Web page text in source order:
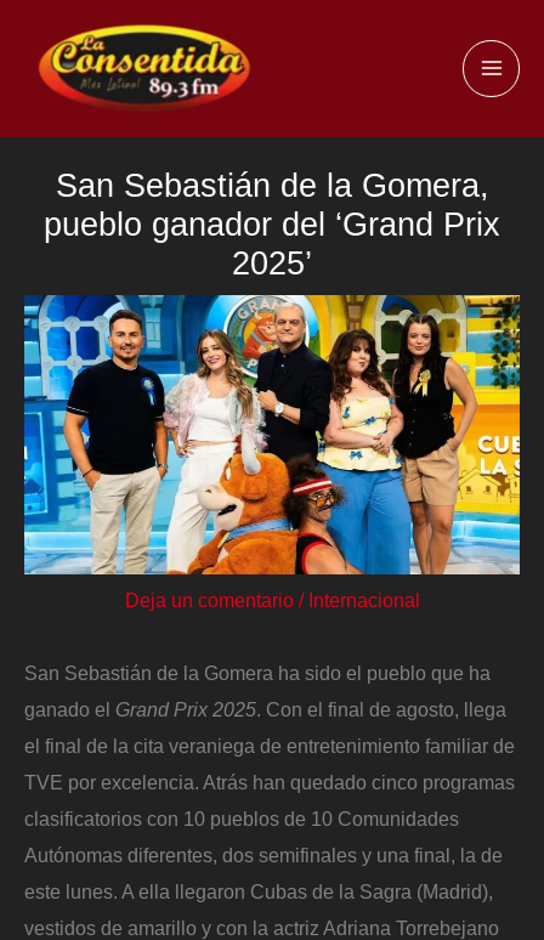
contenido
San Sebastián de la Gomera,
pueblo ganador del ‘Grand Prix
2025’
Deja un comentario / Internacional
San Sebastián de la Gomera ha sido el pueblo que ha
ganado el Grand Prix 2025. Con el final de agosto, llega
el final de la cita veraniega de entretenimiento familiar de
TVE por excelencia. Atrás han quedado cinco programas
clasificatorios con 10 pueblos de 10 Comunidades
Autónomas diferentes, dos semifinales y una final, la de
este lunes. A ella llegaron Cubas de la Sagra (Madrid),
vestidos de amarillo y con la actriz Adriana Torrebejano